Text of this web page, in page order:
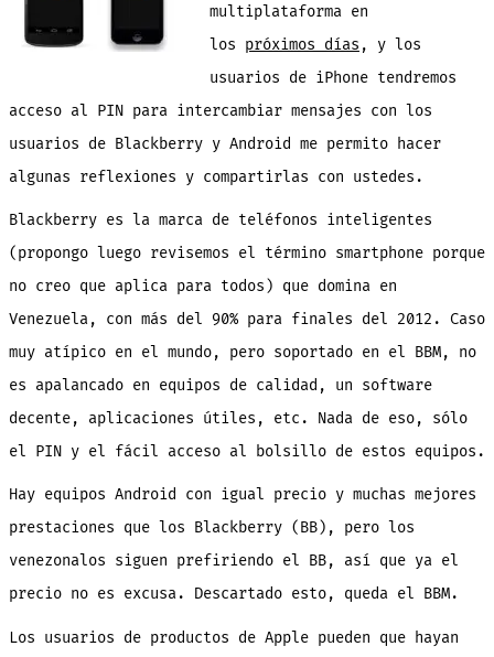
Blackberry.
para
usar
BBM
con
multiplataforma en
los próximos días , y los
usuarios de iPhone tendremos
acceso al PIN para intercambiar mensajes con los
usuarios de Blackberry y Android me permito hacer
algunas reflexiones y compartirlas con ustedes.
Blackberry es la marca de teléfonos inteligentes
(propongo luego revisemos el término smartphone porque
no creo que aplica para todos) que domina en
Venezuela, con más del 90% para finales del 2012. Caso
muy atípico en el mundo, pero soportado en el BBM, no
es apalancado en equipos de calidad, un software
decente, aplicaciones útiles, etc. Nada de eso, sólo
el PIN y el fácil acceso al bolsillo de estos equipos.
Hay equipos Android con igual precio y muchas mejores
prestaciones que los Blackberry (BB), pero los
venezonalos siguen prefiriendo el BB, así que ya el
precio no es excusa. Descartado esto, queda el BBM.
Los usuarios de productos de Apple pueden que hayan